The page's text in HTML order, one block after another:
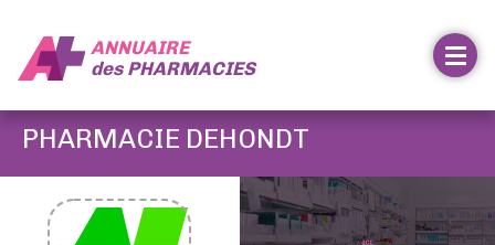
ANNUAIRE
desPHARMACIES
PHARMACIE DEHONDT